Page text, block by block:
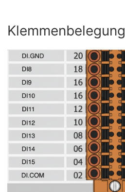
Klemmenbelegung